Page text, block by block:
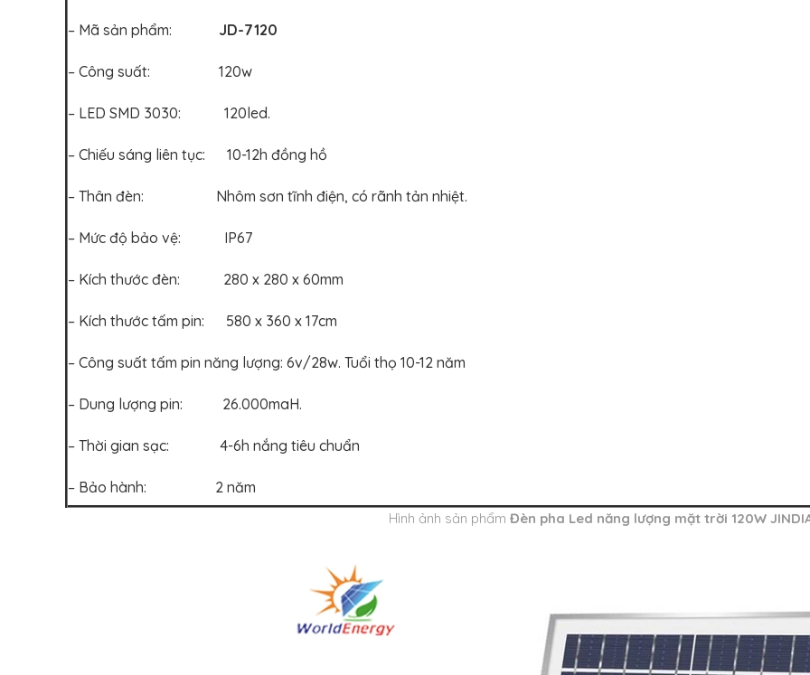
– Mã sản phẩm: JD-7120
– Công suất: 120w
– LED SMD 3030: 120led.
– Chiếu sáng liên tục: 10-12h đồng hồ
– Thân đèn: Nhôm sơn tĩnh điện, có rãnh tản nhiệt.
– Mức độ bảo vệ: IP67
– Kích thước đèn: 280 x 280 x 60mm
– Kích thước tấm pin: 580 x 360 x 17cm
– Công suất tấm pin năng lượng: 6v/28w. Tuổi thọ 10-12 năm
– Dung lượng pin: 26.000maH.
– Thời gian sạc: 4-6h nắng tiêu chuẩn
– Bảo hành: 2 năm
Hình ảnh sản phẩm Đèn pha Led năng lượng mặt trời 120W